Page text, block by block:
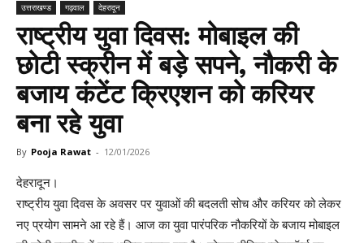
उत्तराखण्ड गढ़वाल देहरादून
राष्ट्रीय युवा दिवस: मोबाइल की
छोटी स्क्रीन में बड़े सपने, नौकरी के
बजाय कंटेंट क्रिएशन को करियर
बना रहे युवा
By Pooja Rawat - 12/01/2026
देहरादून।
राष्ट्रीय युवा दिवस के अवसर पर युवाओं की बदलती सोच और करियर को लेकर
नए प्रयोग सामने आ रहे हैं। आज का युवा पारंपरिक नौकरियों के बजाय मोबाइल